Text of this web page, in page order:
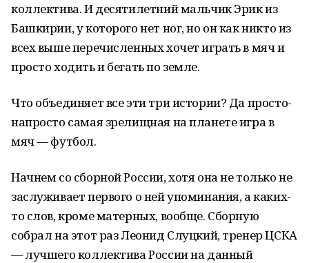
коллектива. И десятилетний мальчик Эрик из
Башкирии, у которого нет ног, но он как никто из
всех выше перечисленных хочет играть в мяч и
просто ходить и бегать по земле.
Что объединяет все эти три истории? Да просто-
напросто самая зрелищная на планете игра в
мяч — футбол.
Начнем со сборной России, хотя она не только не
заслуживает первого о ней упоминания, а каких-
то слов, кроме матерных, вообще. Сборную
собрал на этот раз Леонид Слуцкий, тренер ЦСКА
— лучшего коллектива России на данный